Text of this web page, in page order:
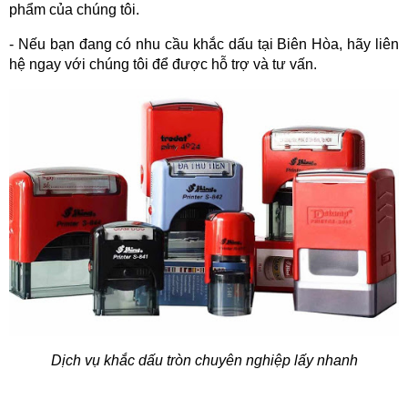
phẩm của chúng tôi.
- Nếu bạn đang có nhu cầu khắc dấu tại Biên Hòa, hãy liên
hệ ngay với chúng tôi để được hỗ trợ và tư vấn.
Dịch vụ khắc dấu tròn chuyên nghiệp lấy nhanh